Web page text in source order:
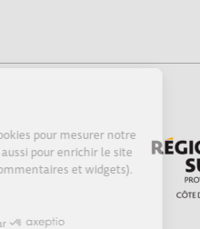
utilisons des cookies pour mesurer
mais aussi pour enrichir le
(commentaires et
certifiés par